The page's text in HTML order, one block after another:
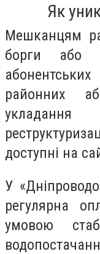
Як
Мешканцям
борги або
районних
доступні на
У
регулярна
умовою